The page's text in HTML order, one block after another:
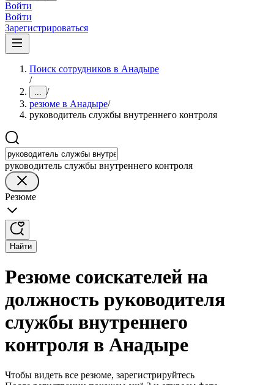
Войти
Войти
Зарегистрироваться
Поиск сотрудников в Анадыре
/
... /
резюме в Анадыре/
руководитель службы внутреннего контроля
руководитель службы внутреннего контроля
Резюме
Найти
Резюме соискателей на
должность руководителя
службы внутреннего
контроля в Анадыре
Чтобы видеть все резюме, зарегистрируйтесь